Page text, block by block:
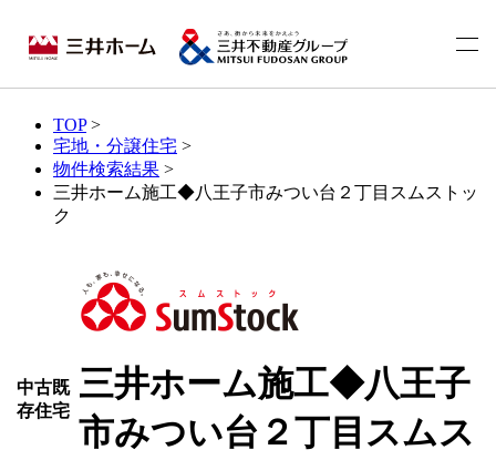
TOP>
宅地・分譲住宅 >
物件検索結果 >
三井ホーム施工◆八王子市みつい台２丁目スムストッ
ク
中古既
存住宅
三井ホーム施工◆八王子
市みつい台２丁目スムス